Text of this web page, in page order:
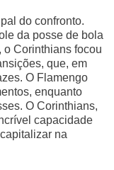
do confronto.
da posse de bola
o Corinthians focou
que, em
O Flamengo
enquanto
O Corinthians,
capacidade
na